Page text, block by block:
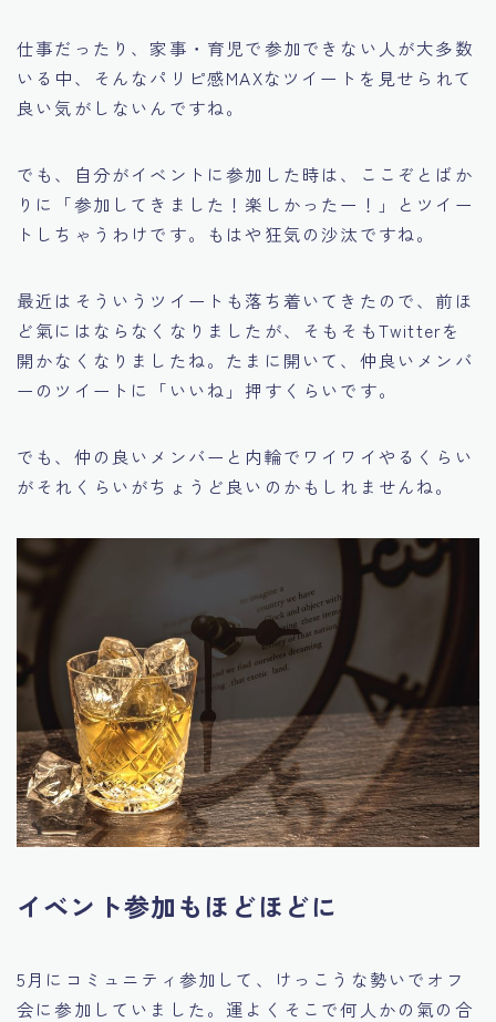
仕事だったり、家事・育児で参加できない人が大多数
いる中、そんなパリピ感MAXなツイートを見せられて
良い気がしないんですね。
でも、自分がイベントに参加した時は、ここぞとばか
りに「参加してきました！楽しかったー！」とツイー
トしちゃうわけです。もはや狂気の沙汰ですね。
最近はそういうツイートも落ち着いてきたので、前ほ
ど氣にはならなくなりましたが、そもそもTwitterを
開かなくなりましたね。たまに開いて、仲良いメンバ
ーのツイートに「いいね」押すくらいです。
でも、仲の良いメンバーと内輪でワイワイやるくらい
がそれくらいがちょうど良いのかもしれませんね。
イベント参加もほどほどに
5月にコミュニティ参加して、けっこうな勢いでオフ
会に参加していました。運よくそこで何人かの氣の合